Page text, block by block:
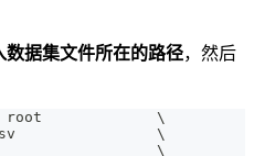
数据集文件所在的路径，然后
root \
\
\